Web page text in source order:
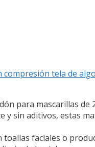
tela de
para mascarillas
sin aditivos, estas
faciales o